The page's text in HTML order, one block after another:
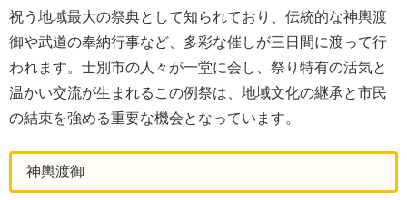
祝う地域最大の祭典として知られており、伝統的な神輿渡
御や武道の奉納行事など、多彩な催しが三日間に渡って行
われます。士別市の人々が一堂に会し、祭り特有の活気と
温かい交流が生まれるこの例祭は、地域文化の継承と市民
の結束を強める重要な機会となっています。
神輿渡御